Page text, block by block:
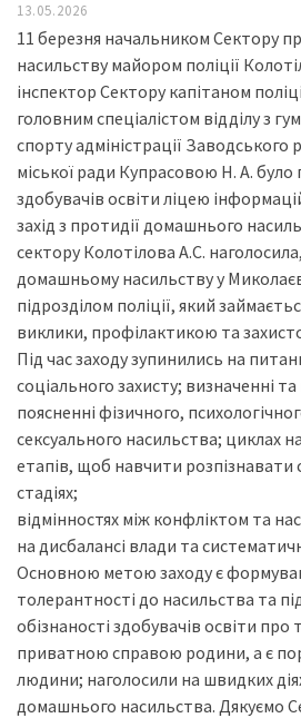
13.05.2026
11 березня начальником Сектору
насильству майором поліції
інспектор Сектору капітаном
головним спеціалістом відділу з
спорту адміністрації Заводського
міської ради Купрасовою Н. А.
здобувачів освіти ліцею
захід з протидії домашнього
сектору Колотілова А.С.
домашньому насильству у
підрозділом поліції, який
виклики, профілактикою та
Під час заходу зупинились на
соціального захисту; визначенні
поясненні фізичного,
сексуального насильства; циклах
етапів, щоб навчити розпізнавати
стадіях;
відмінностях між конфліктом та
на дисбалансі влади та
Основною метою заходу є
толерантності до насильства та
обізнаності здобувачів освіти
приватною справою родини, а є
людини; наголосили на швидких
домашнього насильства. Дякуємо